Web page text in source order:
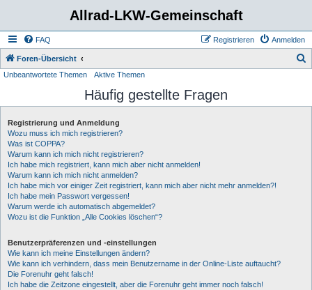
Allrad-LKW-Gemeinschaft
FAQ Anmelden
Registrieren
Foren-Übersicht
h
Unbeantwortete Themen Aktive Themen
Häufig gestellte Fragen
Registrierung und Anmeldung
Wozu muss ich mich registrieren?
Was ist COPPA?
Warum kann ich mich nicht registrieren?
Ich habe mich registriert, kann mich aber nicht anmelden!
Warum kann ich mich nicht anmelden?
Ich habe mich vor einiger Zeit registriert, kann mich aber nicht mehr anmelden?!
Ich habe mein Passwort vergessen!
Warum werde ich automatisch abgemeldet?
Wozu ist die Funktion „Alle Cookies löschen“?
Benutzerpräferenzen und -einstellungen
Wie kann ich meine Einstellungen ändern?
Wie kann ich verhindern, dass mein Benutzername in der Online-Liste auftaucht?
Die Forenuhr geht falsch!
Ich habe die Zeitzone eingestellt, aber die Forenuhr geht immer noch falsch!